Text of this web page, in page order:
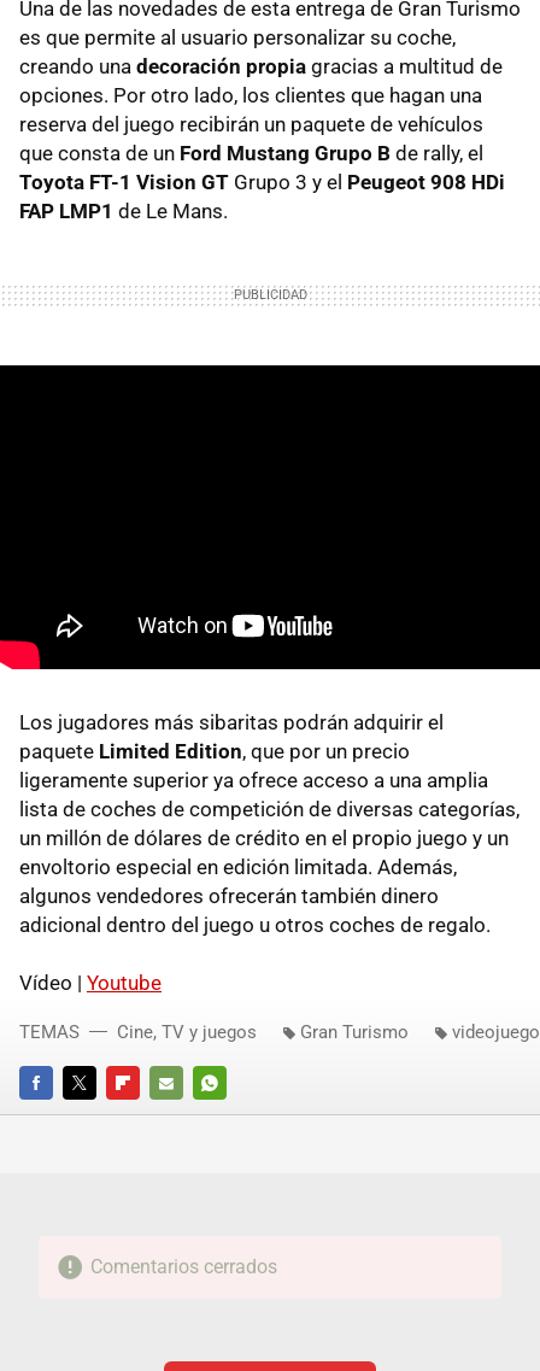
Una de las novedades de esta entrega de Gran Turismo
es que permite al usuario personalizar su coche,
creando una decoración propia gracias a multitud de
opciones. Por otro lado, los clientes que hagan una
reserva del juego recibirán un paquete de vehículos
que consta de un Ford Mustang Grupo B de rally, el
Toyota FT-1 Vision GT Grupo 3 y el Peugeot 908 HDi
FAP LMP1 de Le Mans.
Los jugadores más sibaritas podrán adquirir el
paquete Limited Edition, que por un precio
ligeramente superior ya ofrece acceso a una amplia
lista de coches de competición de diversas categorías,
un millón de dólares de crédito en el propio juego y un
envoltorio especial en edición limitada. Además,
algunos vendedores ofrecerán también dinero
adicional dentro del juego u otros coches de regalo.
Vídeo | Youtube
FACEBOOKTWITTERFLIPBOARD
E-
WHATSAPP
TEMAS Cine, TV y juegos Gran Turismo
Comentarios cerrados